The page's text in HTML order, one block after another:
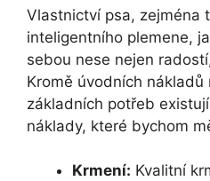
Vlastnictví psa, zejména
inteligentního plemene,
sebou nese nejen
Kromě úvodních
základních potřeb
náklady, které bychom
Krmení: Kvalitní